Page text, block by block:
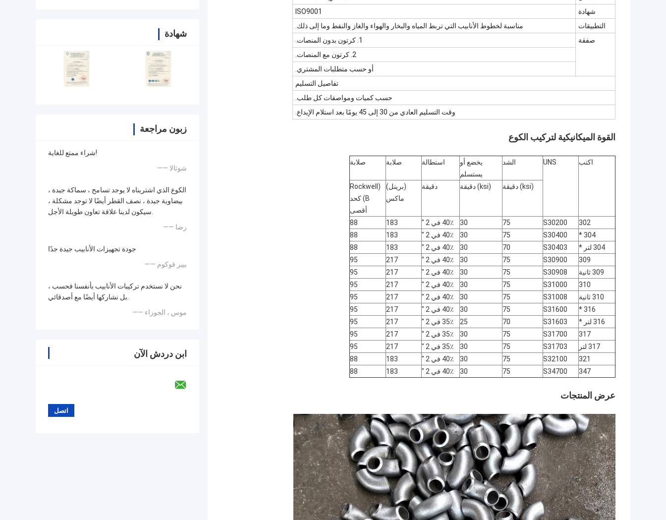
شهادة
زبون مراجعة
شراء ممتع للغاية!
—— شوثالا
الكوع الذي اشتريناه لا يوجد تسامح ، سماكة جيدة ،
بيضاوية جيدة ، نصف القطر أيضًا لا توجد مشكلة ،
سيكون لدينا علاقة تعاون طويلة الأجل.
—— رضا
جودة تجهيزات الأنابيب جيدة جدًا
—— بيير فوكوم
نحن لا نستخدم تركيبات الأنابيب بأنفسنا فحسب ،
بل نشاركها أيضًا مع أصدقائي.
—— موس ، الجوزاء
ابن دردش الآن
شهادة
ISO9001
التطبيقات
مناسبة لخطوط الأنابيب التي تربط المياه والبخار والهواء والغاز والنفط وما إلى ذلك.
صفقة
1. كرتون بدون المنصات.
2. كرتون مع المنصات.
أو حسب متطلبات المشتري.
تفاصيل التسليم
حسب كميات ومواصفات كل طلب.
وقت التسليم العادي من 30 إلى 45 يومًا بعد استلام الإيداع.
القوة الميكانيكية لتركيب الكوع
اكتب UNS الشد
يخضع أو
يستسلم
استطالة صلابة صلابة
(ksi) دقيقة (ksi) دقيقة دقيقة
(برينل)
ماكس
(Rockwell
B) كحد
أقصى
302
S30200
75
30 40٪ في 2 ″ 183
88
304 *
S30400
75
30 40٪ في 2 ″ 183
88
304 لتر *
S30403
70
30 40٪ في 2 ″ 183
88
309
S30900
75
30 40٪ في 2 ″ 217
95
309 ثانية
S30908
75
30 40٪ في 2 ″ 217
95
310
S31000
75
30 40٪ في 2 ″ 217
95
310 ثانية
S31008
75
30 40٪ في 2 ″ 217
95
316 *
S31600
75
30 40٪ في 2 ″ 217
95
316 لتر *
S31603
70
25 35٪ في 2 ″ 217
95
317
S31700
75
30 35٪ في 2 ″ 217
95
317 لتر
S31703
75
30 35٪ في 2 ″ 217
95
321
S32100
75
30 40٪ في 2 ″ 183
88
347
S34700
75
30 40٪ في 2 ″ 183
88
عرض المنتجات